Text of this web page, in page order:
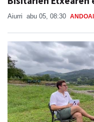
Aiurri abu 05, 08:30